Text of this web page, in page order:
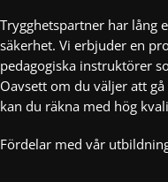
Trygghetspartner har lång
säkerhet. Vi erbjuder en
pedagogiska instruktörer
Oavsett om du väljer att
kan du räkna med hög
Fördelar med vår